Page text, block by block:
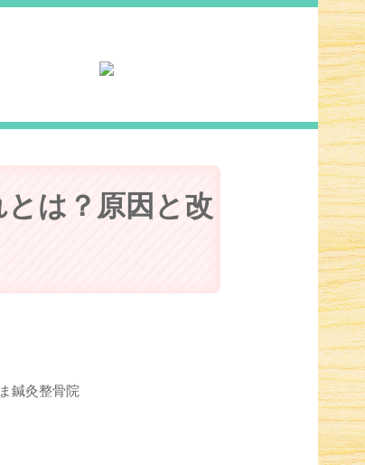
とは？原因と改
鍼灸整骨院